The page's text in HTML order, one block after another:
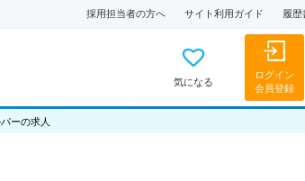
採用担当者の方へ サイト利用ガイド 履歴
気になる
ログイン
会員登録
ーの求人